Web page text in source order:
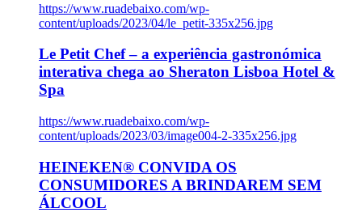
https://www.ruadebaixo.com/wp-
content/uploads/2023/04/le_petit-335x256.jpg
Le Petit Chef – a experiência gastronómica
interativa chega ao Sheraton Lisboa Hotel &
Spa
https://www.ruadebaixo.com/wp-
content/uploads/2023/03/image004-2-335x256.jpg
HEINEKEN® CONVIDA OS
CONSUMIDORES A BRINDAREM SEM
ÁLCOOL